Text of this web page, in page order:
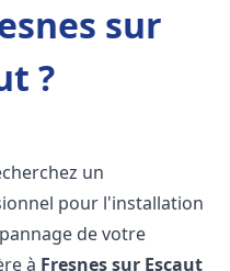
sur
?
un
pour l'installation
de votre
à Fresnes sur Escaut